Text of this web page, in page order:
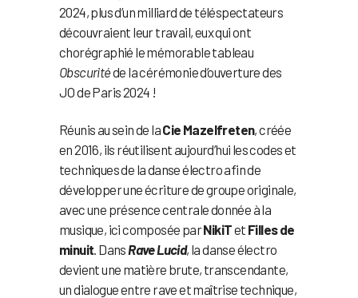
2024, plus d’un milliard de téléspectateurs
découvraient leur travail, eux qui ont
chorégraphié le mémorable tableau
Obscuritéde la cérémonie d’ouverture des
JO de Paris 2024 !
Réunis au sein de laCie Mazelfreten, créée
en 2016, ils réutilisent aujourd’hui les codes et
techniques de la danse électro afin de
développer une écriture de groupe originale,
avec une présence centrale donnée à la
musique, ici composée parNikiTet Filles de
minuit . Dans Rave Lucid, la danse électro
devient une matière brute, transcendante,
un dialogue entre rave et maîtrise technique,